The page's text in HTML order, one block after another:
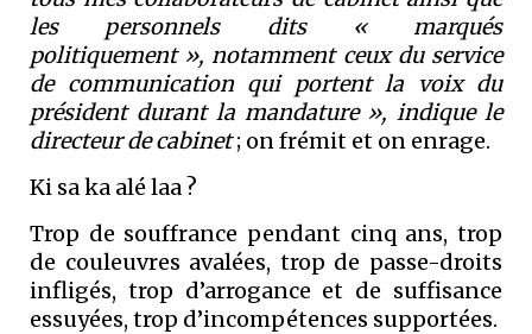
les personnels dits « marqués
politiquement », notamment ceux du service
de communication qui portent la voix du
président durant la mandature », indique le
directeur de cabinet; on frémit et on enrage.
Ki sa ka alé laa ?
Trop de souffrance pendant cinq ans, trop
de couleuvres avalées, trop de passe-droits
infligés, trop d’arrogance et de suffisance
essuyées, trop d’incompétences supportées.